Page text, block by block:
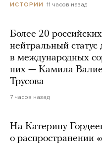
ИСТОРИИ 11 часов назад
Более 20
нейтральный статус
в международных
них — Камила
Трусова
7 часов назад
На Катерину
о распространении